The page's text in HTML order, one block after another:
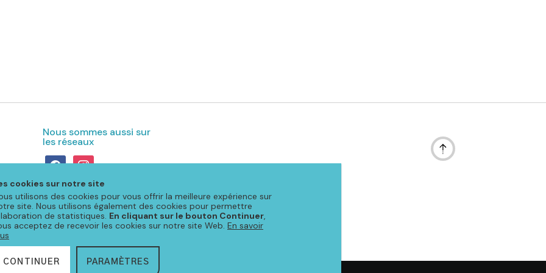
cookies sur notre site
utilisons des cookies pour vous offrir la meilleure expérience sur
site. Nous utilisons également des cookies pour permettre
de statistiques. En cliquant sur le bouton Continuer,
acceptez de recevoir les cookies sur notre site Web. En savoir
CONTINUER PARAMÈTRES
Nous sommes aussi sur
les réseaux
facebookinstagram